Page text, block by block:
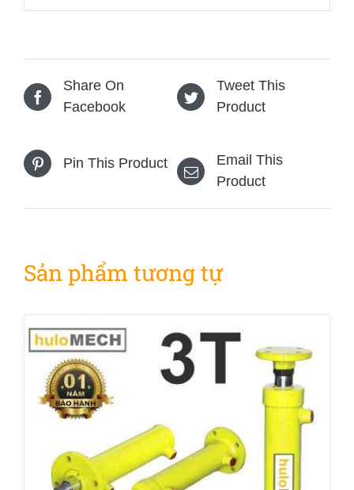
Share On
Facebook
Tweet This
Product
Pin This Product
Email This
Product
Sản phẩm tương tự